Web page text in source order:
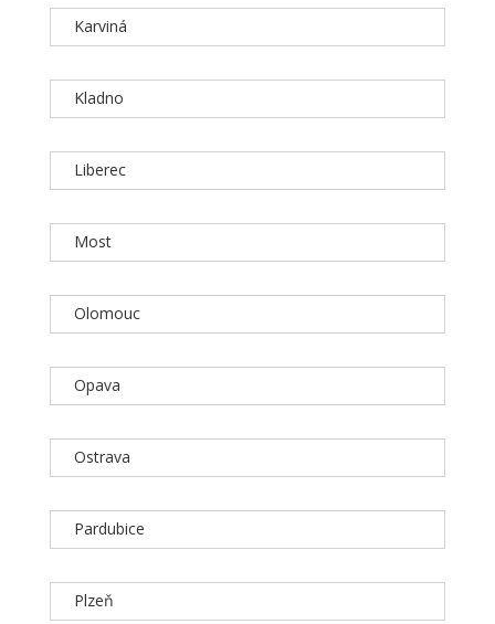
Karviná
Kladno
Liberec
Most
Olomouc
Opava
Ostrava
Pardubice
Plzeň